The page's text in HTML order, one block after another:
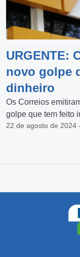
URGENTE:
novo golpe
dinheiro
Os Correios
golpe que tem feito
22 de agosto de 2024